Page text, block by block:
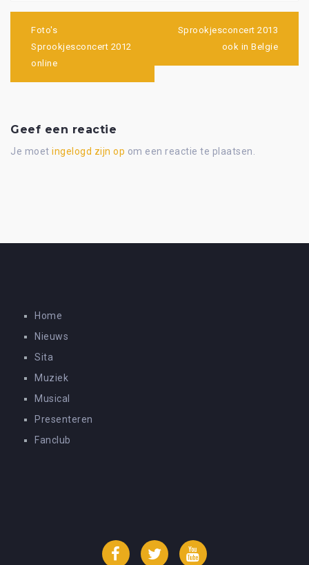
navigatie
Foto's
Sprookjesconcert 2012
online
Sprookjesconcert 2013
ook in Belgie
Geef een reactie
Je moet ingelogd zijn op om een reactie te plaatsen.
Home
Nieuws
Sita
Muziek
Musical
Presenteren
Fanclub
FacebookTwitter YouTube